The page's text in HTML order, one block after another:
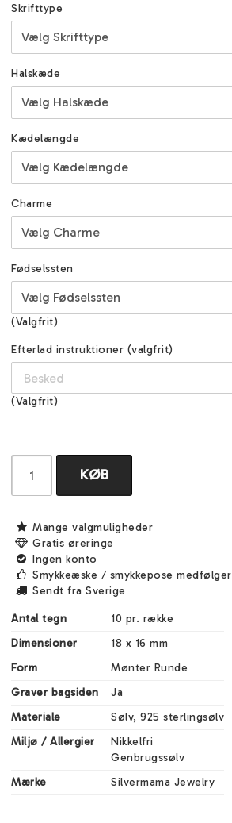
Skrifttype
Halskæde
Kædelængde
Charme
Fødselssten
(Valgfrit)
Efterlad instruktioner (valgfrit)
(Valgfrit)
KØB
Mange valgmuligheder
Gratis øreringe
Ingen konto
Smykkeæske / smykkepose medfølger
Sendt fra Sverige
Antal tegn
10 pr. række
Dimensioner
18 x 16 mm
Form
Mønter Runde
Graver bagsiden
Ja
Materiale
Sølv, 925 sterlingsølv
Miljø / Allergier
Nikkelfri
Genbrugssølv
Mærke
Silvermama Jewelry